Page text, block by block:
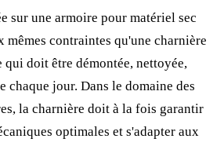
sur une armoire pour matériel sec
mêmes contraintes qu'une charnière
qui doit être démontée, nettoyée,
chaque jour. Dans le domaine des
la charnière doit à la fois garantir
optimales et s'adapter aux